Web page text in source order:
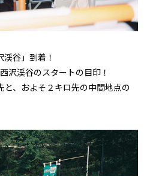
谷」到着！
沢渓谷のスタートの目印！
、およそ２キロ先の中間地点の